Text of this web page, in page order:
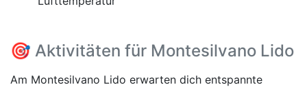
🎯 Aktivitäten für Montesilvano Lido
Am Montesilvano Lido erwarten dich entspannte